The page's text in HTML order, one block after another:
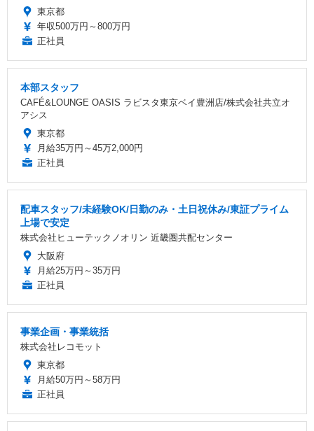
東京都
年収500万円～800万円
正社員
本部スタッフ
CAFÉ&LOUNGE OASIS ラビスタ東京ベイ豊洲店/株式会社共立オ
アシス
東京都
月給35万円～45万2,000円
正社員
配車スタッフ/未経験OK/日勤のみ・土日祝休み/東証プライム
上場で安定
株式会社ヒューテックノオリン 近畿圏共配センター
大阪府
月給25万円～35万円
正社員
事業企画・事業統括
株式会社レコモット
東京都
月給50万円～58万円
正社員